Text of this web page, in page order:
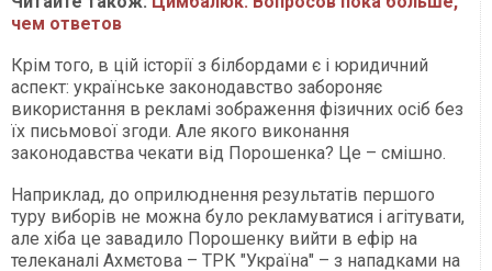
чем ответов
Крім того, в цій історії з білбордами є і юридичний
аспект: українське законодавство забороняє
використання в рекламі зображення фізичних осіб без
їх письмової згоди. Але якого виконання
законодавства чекати від Порошенка? Це – смішно.
Наприклад, до оприлюднення результатів першого
туру виборів не можна було рекламуватися і агітувати,
але хіба це завадило Порошенку вийти в ефір на
телеканалі Ахмєтова – ТРК "Україна" – з нападками на